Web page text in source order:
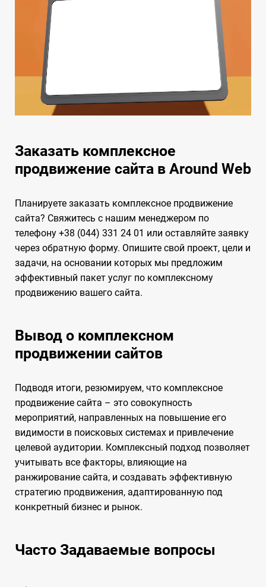
Заказать комплексное
продвижение сайта в Around Web
Планируете заказать комплексное продвижение
сайта? Свяжитесь с нашим менеджером по
телефону +38 (044) 331 24 01 или оставляйте заявку
через обратную форму. Опишите свой проект, цели и
задачи, на основании которых мы предложим
эффективный пакет услуг по комплексному
продвижению вашего сайта.
Вывод о комплексном
продвижении сайтов
Подводя итоги, резюмируем, что комплексное
продвижение сайта – это совокупность
мероприятий, направленных на повышение его
видимости в поисковых системах и привлечение
целевой аудитории. Комплексный подход позволяет
учитывать все факторы, влияющие на
ранжирование сайта, и создавать эффективную
стратегию продвижения, адаптированную под
конкретный бизнес и рынок.
Часто Задаваемые вопросы